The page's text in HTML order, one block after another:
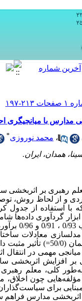
مدارس با
، محمد نوروزی*
همدان، ایران.
رهبری بر اثربخشی
و از لحاظ روش،
با استفاده از جدول
گردآوری داده‌ها
پایایی
معادلات
0=
) تأثیر مثبت
مهمی در انتقال اثر
بر افزایش اثربخشی
کلی، معلم
چون
برای
اثربخشی مدارس فراهم